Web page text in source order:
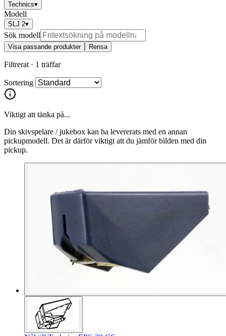
Technics▾
Modell
SLJ 2▾
Sök modell
Visa passande produkter Rensa
Filtrerat · 1 träffar
Sortering
Viktigt att tänka på...
Din skivspelare / jukebox kan ha levererats med en annan
pickupmodell. Det är därför viktigt att du jämför bilden med din
pickup.